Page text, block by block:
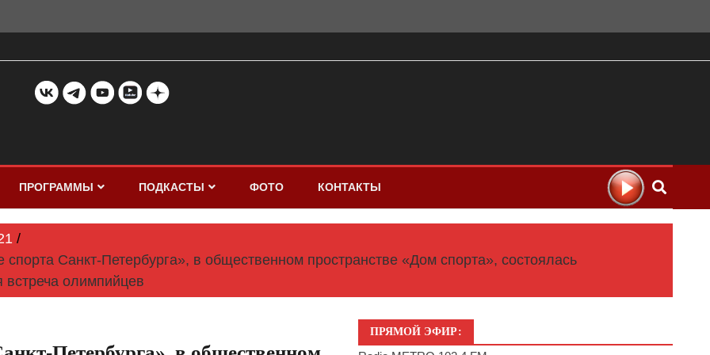
ПРОГРАММЫ ПОДКАСТЫ ФОТО КОНТАКТЫ
спорта Санкт-Петербурга», в общественном пространстве «Дом спорта», состоялась
олимпийцев
ПРЯМОЙ ЭФИР: